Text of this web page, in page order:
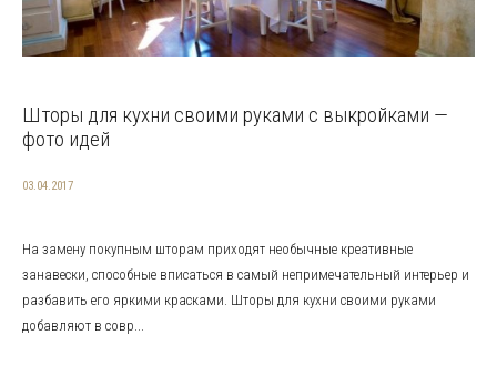
Шторы для кухни своими руками с выкройками —
фото идей
03.04.2017
На замену покупным шторам приходят необычные креативные
занавески, способные вписаться в самый непримечательный интерьер и
разбавить его яркими красками. Шторы для кухни своими руками
добавляют в совр...